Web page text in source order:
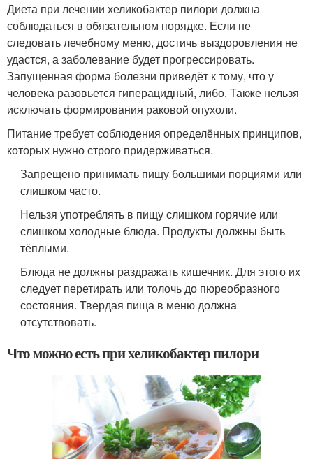
Диета при лечении хеликобактер пилори должна
соблюдаться в обязательном порядке. Если не
следовать лечебному меню, достичь выздоровления не
удастся, а заболевание будет прогрессировать.
Запущенная форма болезни приведёт к тому, что у
человека разовьется гиперацидный, либо. Также нельзя
исключать формирования раковой опухоли.
Питание требует соблюдения определённых принципов,
которых нужно строго придерживаться.
Запрещено принимать пищу большими порциями или
слишком часто.
Нельзя употреблять в пищу слишком горячие или
слишком холодные блюда. Продукты должны быть
тёплыми.
Блюда не должны раздражать кишечник. Для этого их
следует перетирать или толочь до пюреобразного
состояния. Твердая пища в меню должна
отсутствовать.
Что можно есть при хеликобактер пилори